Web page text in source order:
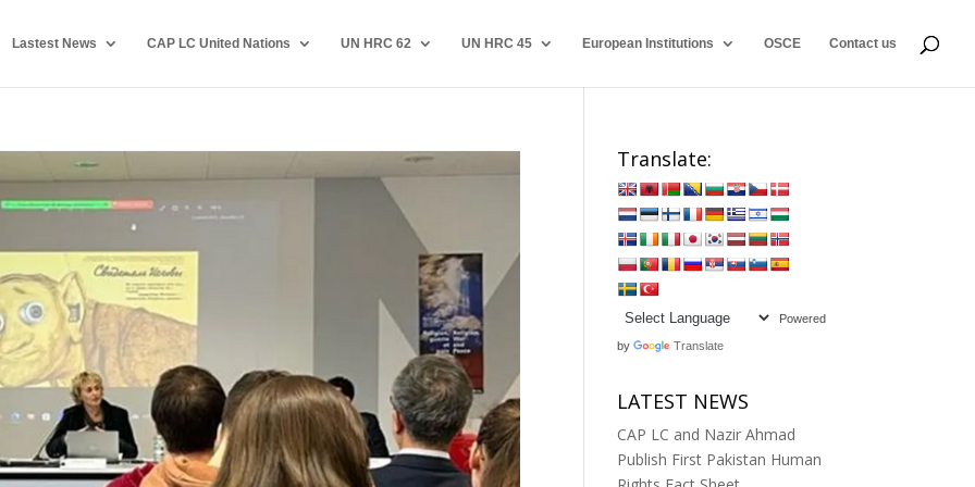
Lastest News CAP LC United Nations UN HRC 62 UN HRC 45 European Institutions OSCE Contact us
Translate:
Powered
by Translate
LATEST NEWS
CAP LC and Nazir Ahmad
Publish First Pakistan Human